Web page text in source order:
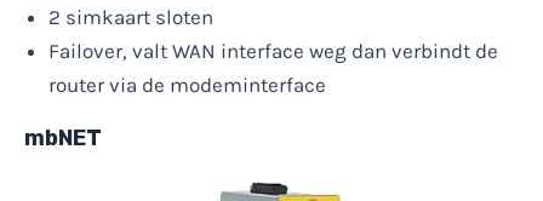
2 simkaart sloten
Failover, valt WAN interface weg dan verbindt de
router via de modeminterface
mbNET